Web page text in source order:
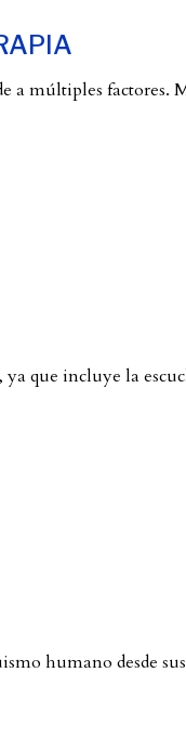
a múltiples factores.
que incluye la
humano desde